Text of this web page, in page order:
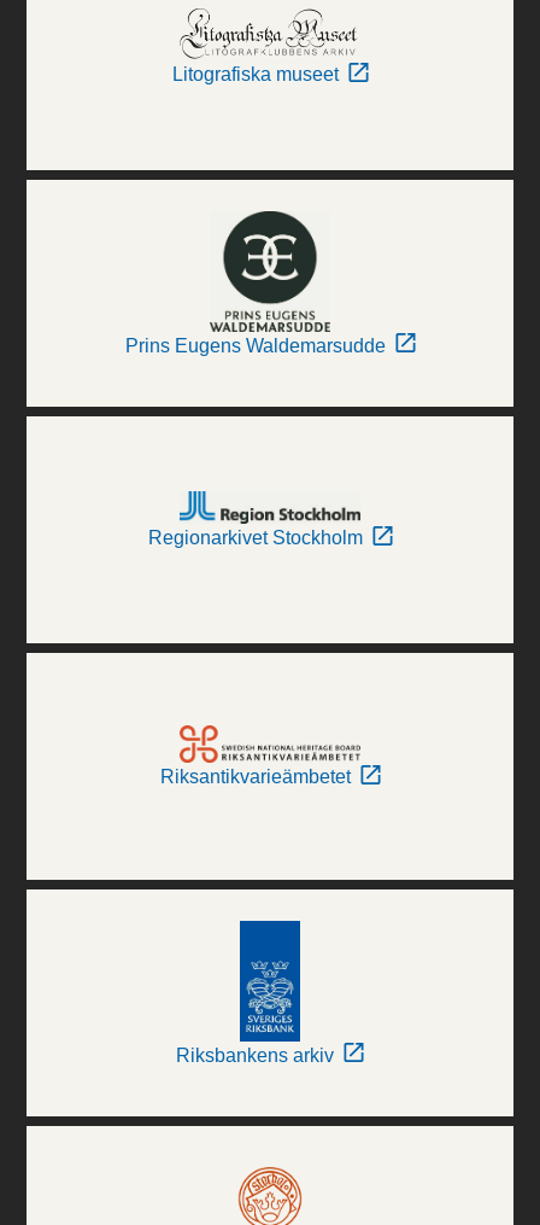
Litografiska museet
Prins Eugens Waldemarsudde
Regionarkivet Stockholm
Riksantikvarieämbetet
Riksbankens arkiv